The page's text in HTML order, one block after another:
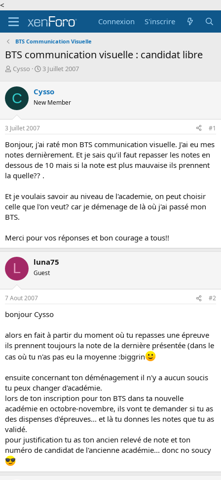
<
Connexion
S'inscrire
BTS Communication Visuelle
BTS communication visuelle : candidat libre
A
t
e
u
r
d
e
a
d
i
s
u
s
s
n
Cysso
D
e
d
d
u
t
3 Juillet 2007
C Cysso
New Member
3 Juillet 2007 #1
Bonjour, j'ai raté mon BTS communication visuelle. J'ai eu mes
notes dernièrement. Et je sais qu'il faut repasser les notes en
dessous de 10 mais si la note est plus mauvaise ils prennent
la quelle?? .
Et je voulais savoir au niveau de l'academie, on peut choisir
celle que l'on veut? car je démenage de là où j'ai passé mon
BTS.
Merci pour vos réponses et bon courage a tous!!
L luna75
Guest
7 Aout 2007 #2
bonjour Cysso
alors en fait à partir du moment où tu repasses une épreuve
ils prennent toujours la note de la dernière présentée (dans le
cas où tu n'as pas eu la moyenne :biggrin
ensuite concernant ton déménagement il n'y a aucun soucis
tu peux changer d'académie.
lors de ton inscription pour ton BTS dans ta nouvelle
académie en octobre-novembre, ils vont te demander si tu as
des dispenses d'épreuves... et là tu donnes les notes que tu as
validé.
pour justification tu as ton ancien relevé de note et ton
numéro de candidat de l'ancienne académie... donc no soucy